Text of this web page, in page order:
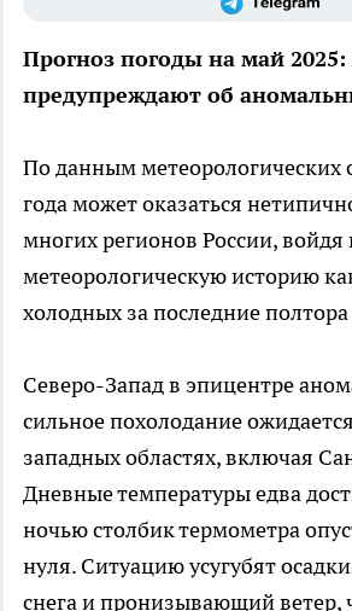
Прогноз погоды на май
предупреждают об
По данным метеорологических
года может оказаться
многих регионов России, войдя
метеорологическую историю
холодных за последние полтора
Северо-Запад в эпицентре
сильное похолодание
западных областях, включая
Дневные температуры едва
ночью столбик термометра
нуля. Ситуацию усугубят
снега и пронизывающий ветер,